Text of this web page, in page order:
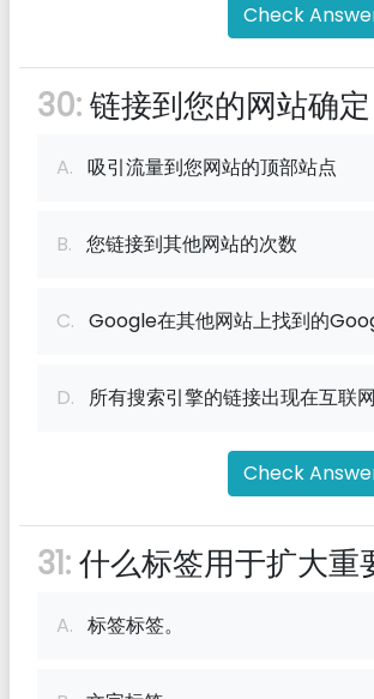
Check
30:链接到您的网站确定
A. 吸引流量到您网站的顶部站点
B. 您链接到其他网站的次数
C. Google在其他网站上找到的
D. 所有搜索引擎的链接出现在互联
Check
31:什么标签用于扩大重
A. 标签标签。